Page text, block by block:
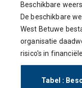
Beschikbare
De beschikbare
West Betuwe
organisatie
risico's in
Tabel :